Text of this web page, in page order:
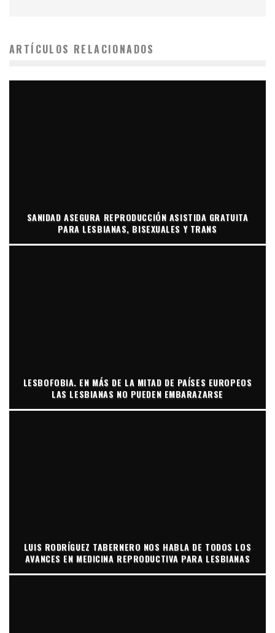
ARTÍCULOS RELACIONADOS
SANIDAD ASEGURA REPRODUCCIÓN ASISTIDA GRATUITA
PARA LESBIANAS, BISEXUALES Y TRANS
LESBOFOBIA. EN MÁS DE LA MITAD DE PAÍSES EUROPEOS
LAS LESBIANAS NO PUEDEN EMBARAZARSE
LUIS RODRÍGUEZ TABERNERO NOS HABLA DE TODOS LOS
AVANCES EN MEDICINA REPRODUCTIVA PARA LESBIANAS